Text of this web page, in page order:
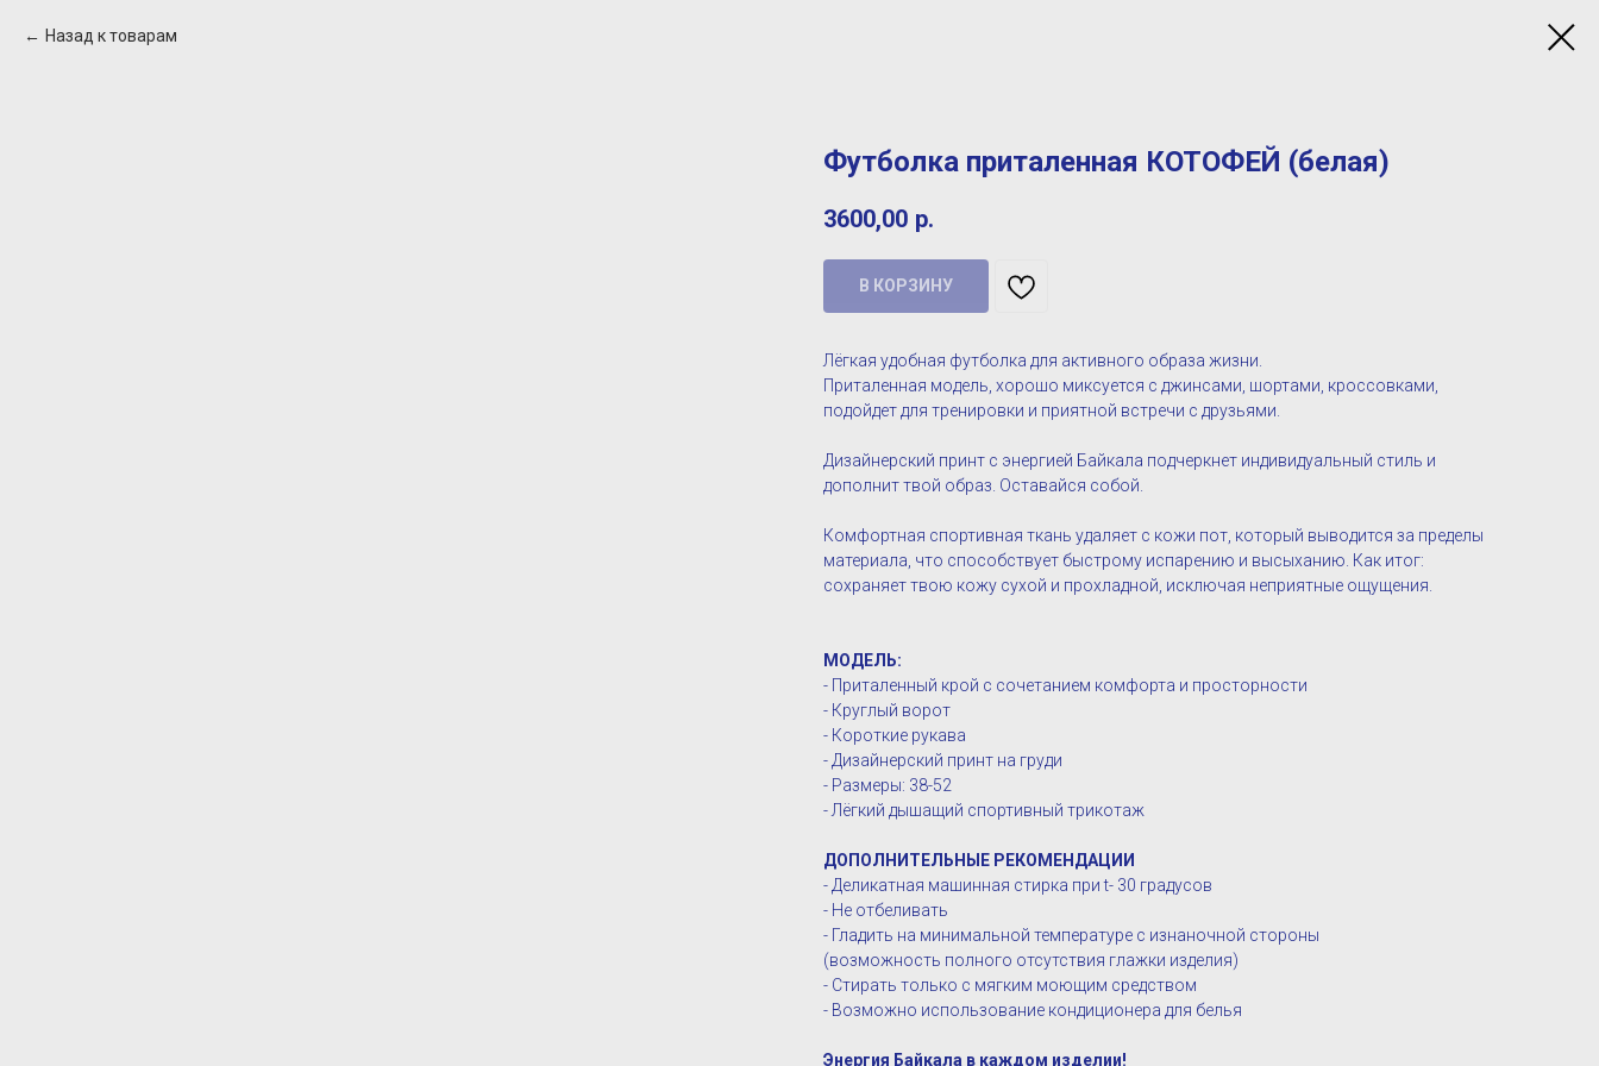
Назад к товарам
Футболка приталенная КОТОФЕЙ (белая)
3600,00 р.
В КОРЗИНУ
Лёгкая удобная футболка для активного образа жизни.
Приталенная модель, хорошо миксуется с джинсами, шортами, кроссовками,
подойдет для тренировки и приятной встречи с друзьями.
Дизайнерский принт с энергией Байкала подчеркнет индивидуальный стиль и
дополнит твой образ. Оставайся собой.
Комфортная спортивная ткань удаляет с кожи пот, который выводится за пределы
материала, что способствует быстрому испарению и высыханию. Как итог:
сохраняет твою кожу сухой и прохладной, исключая неприятные ощущения.
МОДЕЛЬ:
- Приталенный крой с сочетанием комфорта и просторности
- Круглый ворот
- Короткие рукава
- Дизайнерский принт на груди
- Размеры: 38-52
- Лёгкий дышащий спортивный трикотаж
ДОПОЛНИТЕЛЬНЫЕ РЕКОМЕНДАЦИИ
- Деликатная машинная стирка при t- 30 градусов
- Не отбеливать
- Гладить на минимальной температуре с изнаночной стороны
(возможность полного отсутствия глажки изделия)
- Стирать только с мягким моющим средством
- Возможно использование кондиционера для белья
Энергия Байкала в каждом изделии!